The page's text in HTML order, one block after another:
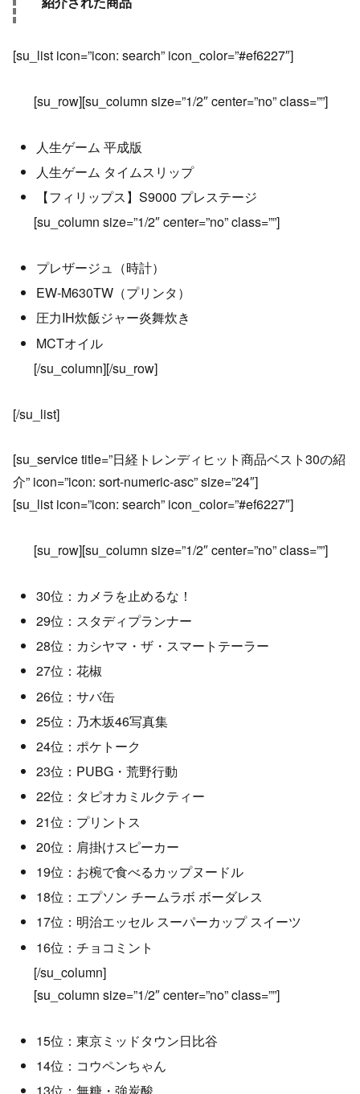
[su_list icon=”icon: search” icon_color=”#ef6227″]
[su_row][su_column size=”1/2″ center=”no” class=””]
人生ゲーム 平成版
人生ゲーム タイムスリップ
【フィリップス】S9000 プレステージ
[su_column size=”1/2″ center=”no” class=””]
プレザージュ（時計）
EW-M630TW（プリンタ）
圧力IH炊飯ジャー炎舞炊き
MCTオイル
[/su_column][/su_row]
[/su_list]
[su_service title=”日経トレンディヒット商品ベスト30の紹
介” icon=”icon: sort-numeric-asc” size=”24″]
[su_list icon=”icon: search” icon_color=”#ef6227″]
[su_row][su_column size=”1/2″ center=”no” class=””]
30位：カメラを止めるな！
29位：スタディプランナー
28位：カシヤマ・ザ・スマートテーラー
27位：花椒
26位：サバ缶
25位：乃木坂46写真集
24位：ポケトーク
23位：PUBG・荒野行動
22位：タピオカミルクティー
21位：プリントス
20位：肩掛けスピーカー
19位：お椀で食べるカップヌードル
18位：エプソン チームラボ ボーダレス
17位：明治エッセル スーパーカップ スイーツ
16位：チョコミント
[/su_column]
[su_column size=”1/2″ center=”no” class=””]
15位：東京ミッドタウン日比谷
14位：コウペンちゃん
13位：無糖・強炭酸